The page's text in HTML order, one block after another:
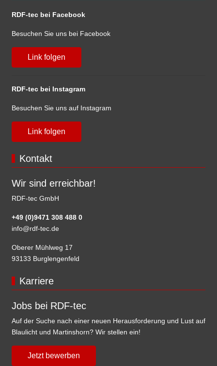
RDF-tec bei Facebook
Besuchen Sie uns bei Facebook
Link folgen
RDF-tec bei Instagram
Besuchen Sie uns auf Instagram
Link folgen
Kontakt
Wir sind erreichbar!
RDF-tec GmbH
+49 (0)9471 308 488 0
info@rdf-tec.de
Oberer Mühlweg 17
93133 Burglengenfeld
Karriere
Jobs bei RDF-tec
Auf der Suche nach einer neuen Herausforderung und Lust auf
Blaulicht und Martinshorn? Wir stellen ein!
Jetzt bewerben